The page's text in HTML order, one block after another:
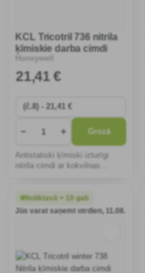
KCL Tricotril 736 nitrila
ķīmiskie darba cimdi
Honeywell
21,41 €
− + Grozā
Antistatiski ķīmiski izturīgi
nitrila cimdi ar kokvilnas
Noliktavā > 10 gab
Jūs varat saņemt otrdien, 11.08.